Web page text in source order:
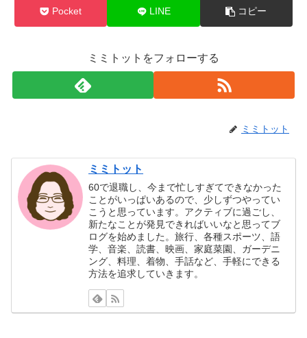
Pocket LINE コピー
ミミトットをフォローする
ミミトット
ミミトット
60で退職し、今まで忙しすぎてできなかった
ことがいっぱいあるので、少しずつやってい
こうと思っています。アクティブに過ごし、
新たなことが発見できればいいなと思ってブ
ログを始めました。旅行、各種スポーツ、語
学、音楽、読書、映画、家庭菜園、ガーデニ
ング、料理、着物、手話など、手軽にできる
方法を追求していきます。